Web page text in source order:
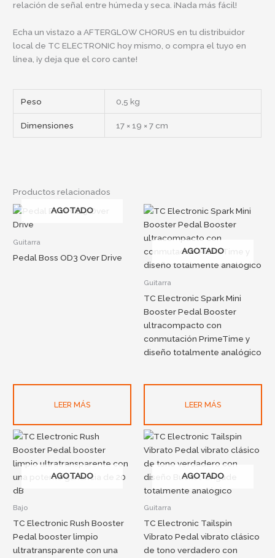
relación de señal entre húmeda y seca. ¡Nada más fácil!
Echa un vistazo a AFTERGLOW CHORUS en tu distribuidor
local de TC ELECTRONIC hoy mismo, o compra el tuyo en
línea, ¡y deja que el coro cante!
Peso 0,5 kg
Dimensiones 17 × 19 × 7 cm
Productos relacionados
AGOTADO
Guitarra
Pedal Boss OD3 Over Drive
LEER MÁS
AGOTADO
Guitarra
TC Electronic Spark Mini
Booster Pedal Booster
ultracompacto con
conmutación PrimeTime y
diseño totalmente analógico
LEER MÁS
AGOTADO
Bajo
TC Electronic Rush Booster
Pedal booster limpio
ultratransparente con una
AGOTADO
Guitarra
TC Electronic Tailspin
Vibrato Pedal vibrato clásico
de tono verdadero con